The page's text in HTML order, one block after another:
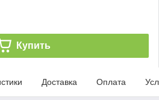
Купить
Доставка Оплата